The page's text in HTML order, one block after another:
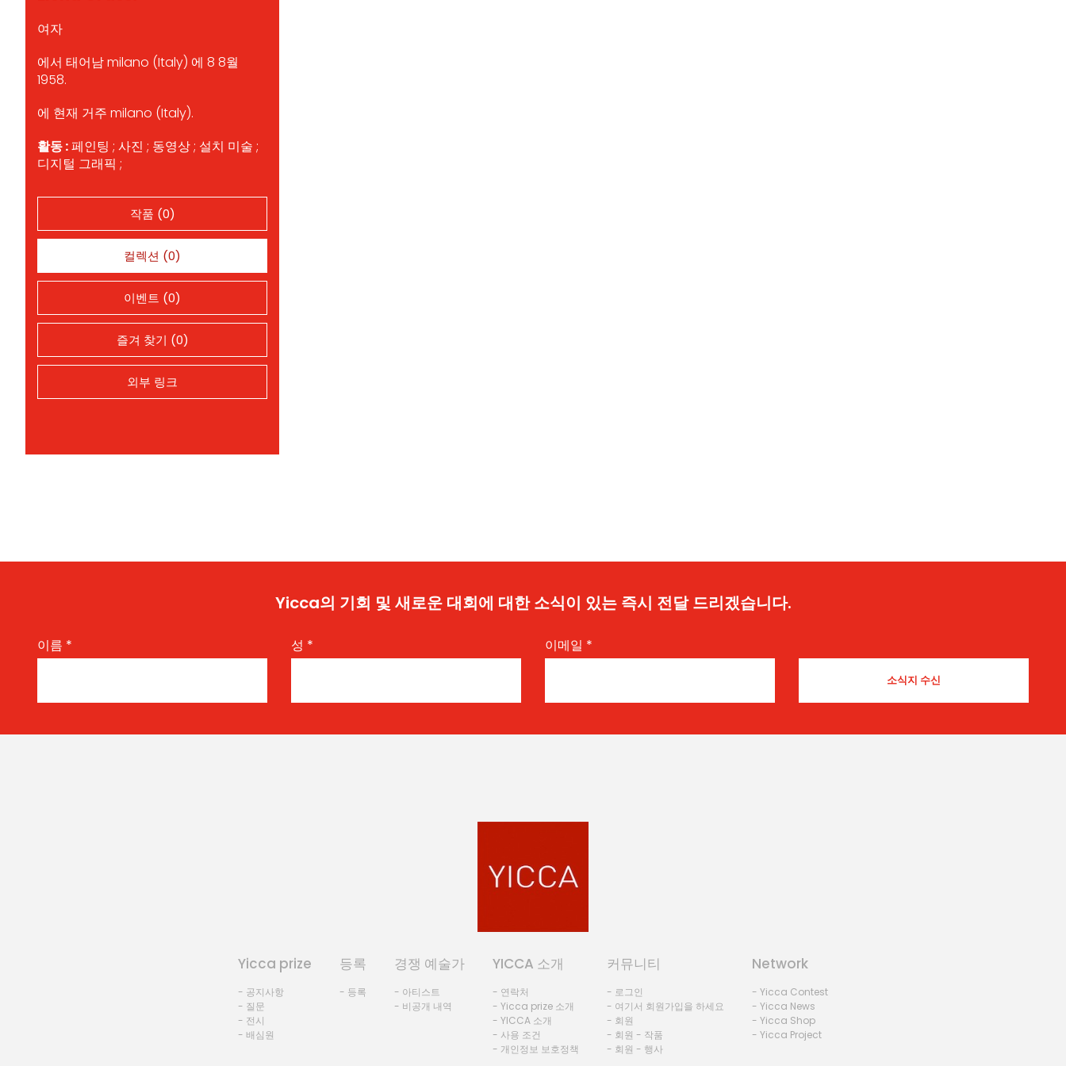
여자
에서 태어남 milano (Italy) 에 8 8월
1958.
에 현재 거주 milano (Italy).
활동 :페인팅 ; 사진 ; 동영상 ; 설치 미술 ;
디지털 그래픽 ;
작품 (0)
컬렉션 (0)
이벤트 (0)
즐겨 찾기 (0)
외부 링크
Yicca의 기회 및 새로운 대회에 대한 소식이 있는 즉시 전달 드리겠습니다.
이름 * 성 * 이메일 *
Yicca prize
- 공지사항
- 질문
- 전시
- 배심원
등록
- 등록
경쟁 예술가
- 아티스트
- 비공개 내역
YICCA 소개
- 연락처
- Yicca prize 소개
- YICCA 소개
- 사용 조건
- 개인정보 보호정책
커뮤니티
- 로그인
- 여기서 회원가입을 하세요
- 회원
- 회원 - 작품
- 회원 - 행사
Network
- Yicca Contest
- Yicca News
- Yicca Shop
- Yicca Project